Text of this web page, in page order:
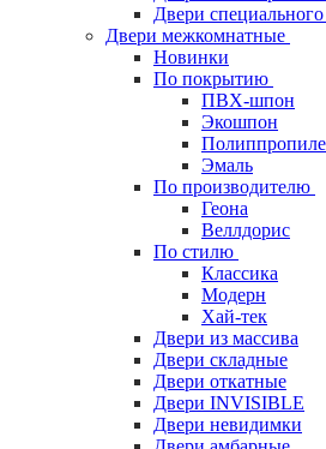
Двери
Двери межкомнатные
Новинки
По покрытию
ПВХ-шпон
Экошпон
Эмаль
По производителю
Геона
Веллдорис
По стилю
Классика
Модерн
Хай-тек
Двери из массива
Двери складные
Двери откатные
Двери INVISIBLE
Двери невидимки